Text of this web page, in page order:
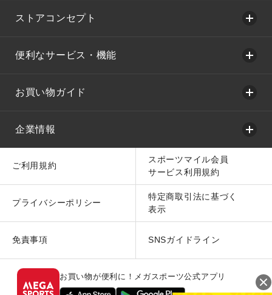
ストアコンセプト
便利なサービス・機能
お買い物ガイド
企業情報
ご利用規約
スポーツマイル会員
サービス利用規約
プライバシーポリシー
特定商取引法に基づく
表示
免責事項 SNSガイドライン
お買い物が便利に！メガスポーツ公式アプリ